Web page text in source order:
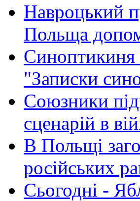
Навроцький
Польща
Синоптикиня
"Записки
Союзники
сценарій в
В Польщі
російських
Сьогодні -